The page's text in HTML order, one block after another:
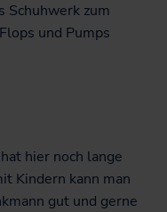
Schuhwerk zum
und Pumps
hier noch lange
Kindern kann man
gut und gerne